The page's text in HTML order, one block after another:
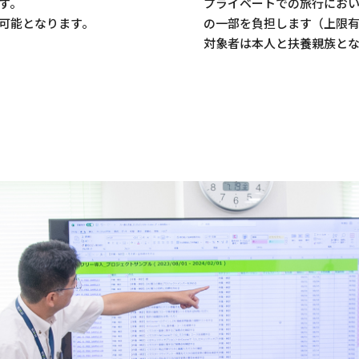
能となります。
の一部を負担します（上限
対象者は本人と扶養親族と